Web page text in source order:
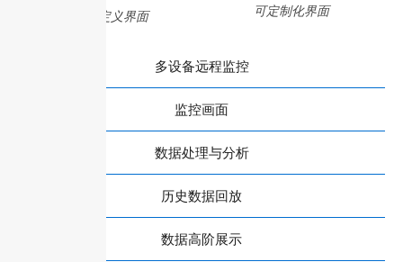
多设备远程监控
监控画面
数据处理与分析
历史数据回放
数据高阶展示
自定义界面 可定制化界面